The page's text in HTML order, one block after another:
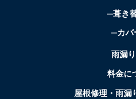
葺き
カバ
雨漏
料金に
屋根修理・雨漏